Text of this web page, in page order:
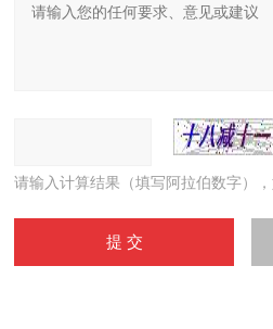
请输入计算结果（填写阿拉伯数字）